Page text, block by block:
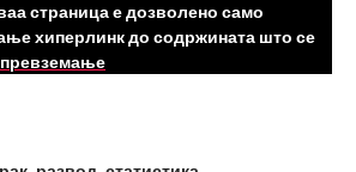
страница е дозволено само
хиперлинк до содржината што се